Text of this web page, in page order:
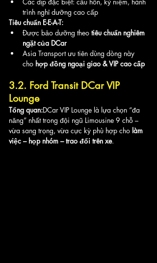
trình nghỉ dưỡng cao cấp
Tiêu chuẩn E-E-A-T:
Được bảo dưỡng theo tiêu chuẩn nghiêm
ngặt của DCar
Asia Transport ưu tiên dùng dòng này
cho hợp đồng ngoại giao & VIP cao cấp
3.2. Ford Transit DCar VIP
Lounge
Tổng quan:DCar VIP Lounge là lựa chọn “đa
năng” nhất trong đội ngũ Limousine 9 chỗ –
vừa sang trọng, vừa cực kỳ phù hợp cho làm
việc – họp nhóm – trao đổi trên xe.